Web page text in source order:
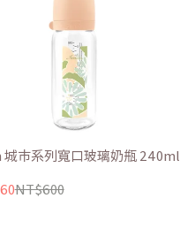
城市系列寬口玻璃奶瓶 240ml
NT$600